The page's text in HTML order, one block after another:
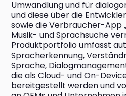
Umwandlung und für
und diese über die
sowie die Verbraucher-App
Musik- und Sprachsuche
Produktportfolio umfasst
Spracherkennung,
Sprache,
die als Cloud- und On-
bereitgestellt werden und